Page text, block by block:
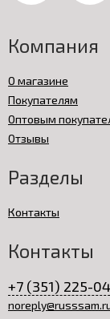
Компания
О магазине
Покупателям
Оптовым
Отзывы
Разделы
Контакты
Контакты
+7 (351) 225-